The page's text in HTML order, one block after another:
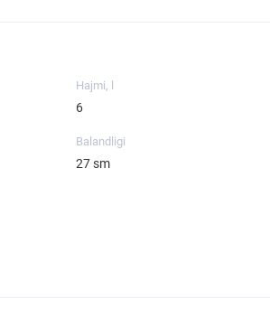
Hajmi, l
6
Balandligi
27 sm